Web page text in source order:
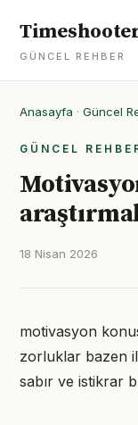
GÜNCEL REHBER
Anasayfa · Güncel
GÜNCEL
18 Nisan 2026
motivasyon
zorluklar bazen
sabır ve istikrar